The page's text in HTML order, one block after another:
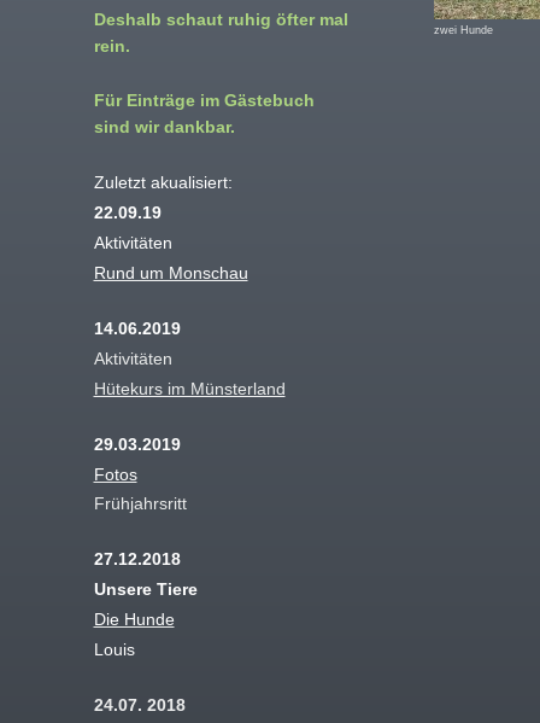
zwei Hunde
Deshalb schaut ruhig öfter mal
rein.
Für Einträge im Gästebuch
sind wir dankbar.
Zuletzt akualisiert:
22.09.19
Aktivitäten
Rund um Monschau
14.06.2019
Aktivitäten
Hütekurs im Münsterland
29.03.2019
Fotos
Frühjahrsritt
27.12.2018
Unsere Tiere
Die Hunde
Louis
24.07. 2018